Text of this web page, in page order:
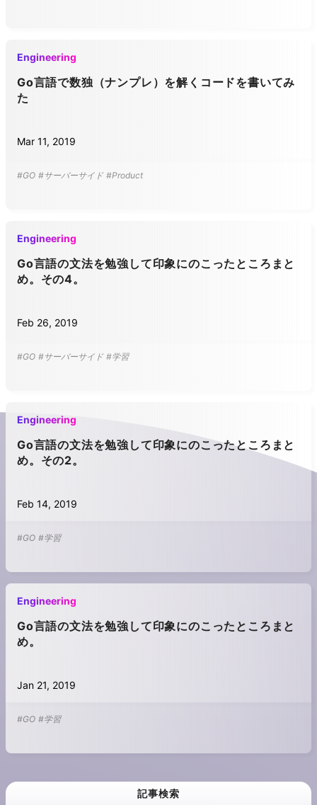
Engineering
Go言語で数独（ナンプレ）を解くコードを書いてみ
た
Mar 11, 2019
#GO #サーバーサイド #Product
Engineering
Go言語の文法を勉強して印象にのこったところまと
め。その4。
Feb 26, 2019
#GO #サーバーサイド #学習
Engineering
Go言語の文法を勉強して印象にのこったところまと
め。その2。
Feb 14, 2019
#GO #学習
Engineering
Go言語の文法を勉強して印象にのこったところまと
め。
Jan 21, 2019
#GO #学習
記事検索